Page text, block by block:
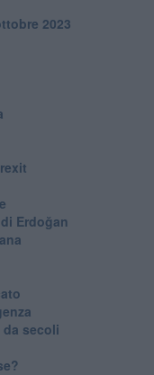
2023
Erdoğan
secoli